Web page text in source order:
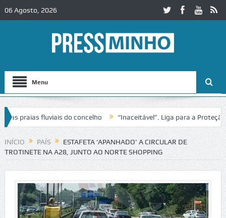
06 Agosto, 2026
Menu
praias fluviais do concelho “Inaceitável”. Liga para a Proteção da
de trânsito no IC2 em Alcobaça Igreja do Castelo de Cerveira
INÍCIO PAÍS
ESTAFETA ‘APANHADO’ A CIRCULAR DE
TROTINETE NA A28, JUNTO AO NORTE SHOPPING